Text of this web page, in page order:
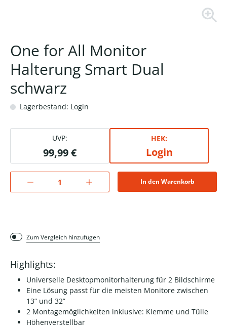
One for All Monitor
Halterung Smart Dual
schwarz
Lagerbestand: Login
UVP:
99,99 €
HEK:
Login
In den Warenkorb
Zum Vergleich hinzufügen
Highlights:
Universelle Desktopmonitorhalterung für 2 Bildschirme
Eine Lösung passt für die meisten Monitore zwischen
13” und 32”
2 Montagemöglichkeiten inklusive: Klemme und Tülle
Höhenverstellbar